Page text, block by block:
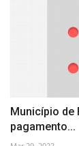
Município de
pagamento...